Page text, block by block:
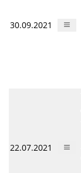
30.09.2021
22.07.2021